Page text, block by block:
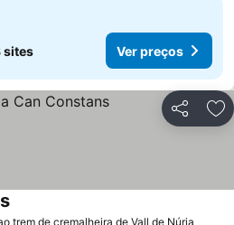
sites Ver preços
Partilhar
trem de cremalheira de Vall de Núria
Ver preços